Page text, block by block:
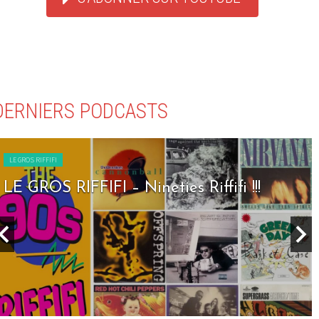
PODCASTS
LE GROS RIFFIFI
LE GROS RIFFIFI – Christmas Riffifi 2025
!!!